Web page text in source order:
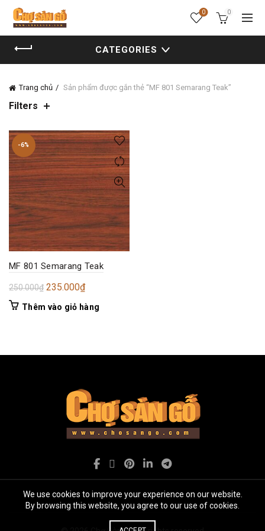
0 0
CATEGORIES
Trang chủ Sản phẩm được gắn thẻ “MF 801 Semarang Teak”
Filters
-6%
MF 801 Semarang Teak
250.000₫ Giá
gốc
235.000₫Giá
hiện
Thêm vào giỏ hàng
We use cookies to improve your experience on our website.
By browsing this website, you agree to our use of cookies.